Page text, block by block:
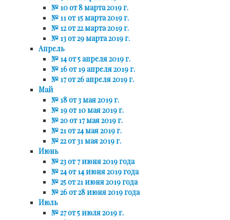
№ 10 от 8 марта 2019 г.
№ 11 от 15 марта 2019 г.
№ 12 от 22 марта 2019 г.
№ 13 от 29 марта 2019 г.
Апрель
№ 14 от 5 апреля 2019 г.
№ 16 от 19 апреля 2019 г.
№ 17 от 26 апреля 2019 г.
Май
№ 18 от 3 мая 2019 г.
№ 19 от 10 мая 2019 г.
№ 20 от 17 мая 2019 г.
№ 21 от 24 мая 2019 г.
№ 22 от 31 мая 2019 г.
Июнь
№ 23 от 7 июня 2019 года
№ 24 от 14 июня 2019 года
№ 25 от 21 июня 2019 года
№ 26 от 28 июня 2019 года
Июль
№ 27 от 5 июля 2019 г.